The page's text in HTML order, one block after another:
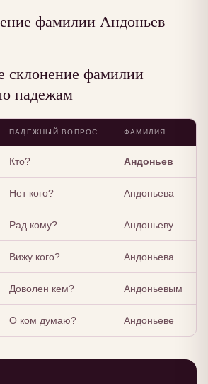
фамилии Андоньев
склонение фамилии
падежам
ПАДЕЖНЫЙ ВОПРОС ФАМИЛИЯ
Кто? Андоньев
Нет кого? Андоньева
Рад кому? Андоньеву
Вижу кого? Андоньева
Доволен кем? Андоньевым
О ком думаю? Андоньеве